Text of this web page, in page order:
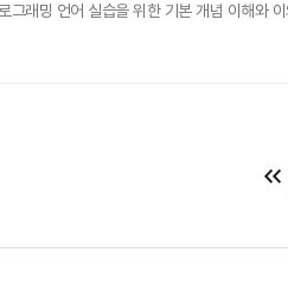
그래밍 언어 실습을 위한 기본 개념 이해와